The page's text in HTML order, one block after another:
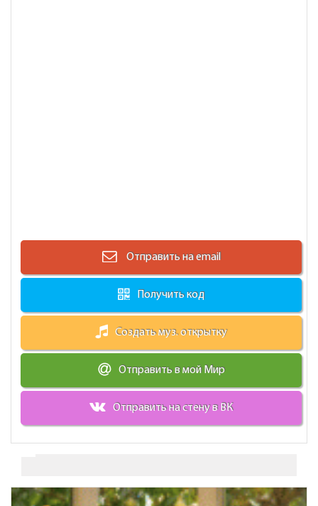
Отправить на email
Получить код
Создать муз. открытку
Отправить в мой Мир
Отправить на стену в ВК